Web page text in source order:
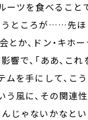
ーツを食べること
うところが……先ほ
とか、ドン・キホ
響で、「ああ、こ
ムを手にして、こ
う風に、その関連
じゃないかなとい